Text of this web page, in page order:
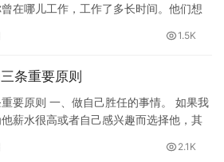
在哪儿工作，工作了多长时间。他们想
1.5K
条重要原则
要原则 一、做自己胜任的事情。 如果我
薪水很高或者自己感兴趣而选择他，其
2.1K